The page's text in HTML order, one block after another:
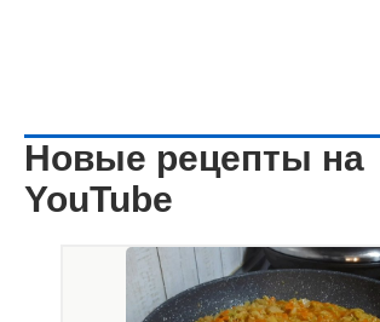
Новые рецепты на
YouTube